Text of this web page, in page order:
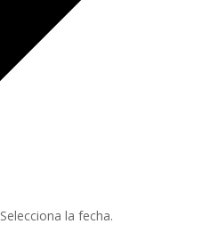
Selecciona la fecha.